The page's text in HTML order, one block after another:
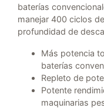
baterías
manejar 400 ciclos
profundidad de
Más potencia
baterías
Repleto de
Potente
maquinarias